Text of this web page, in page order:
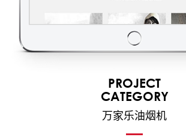
PROJECT
CATEGORY
万家乐油烟机